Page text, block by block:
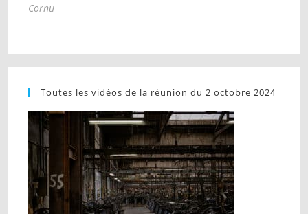
Cornu
Toutes les vidéos de la réunion du 2 octobre 2024